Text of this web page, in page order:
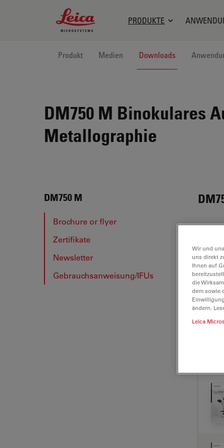
Leica Microsystems Logo
PRODUKTE
Produkt Medien Downloads
DM750 M Binokulares
Metallographie
DM750 M
Brochure or flyer
Zertifikate
Newsletter
Gebrauchsanweisung/IFUs
Wir und
uns direkt
Ihnen auf
die
dem sowie
ändern.
Leica